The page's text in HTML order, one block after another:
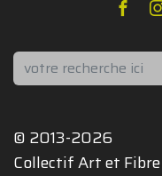
Rechercher
© 2013-2026
Collectif Art et Fibre